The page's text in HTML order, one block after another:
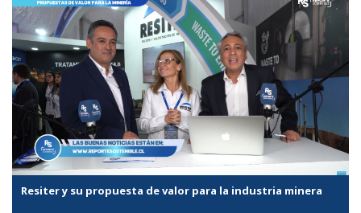
Resiter y su propuesta de valor para la industria minera